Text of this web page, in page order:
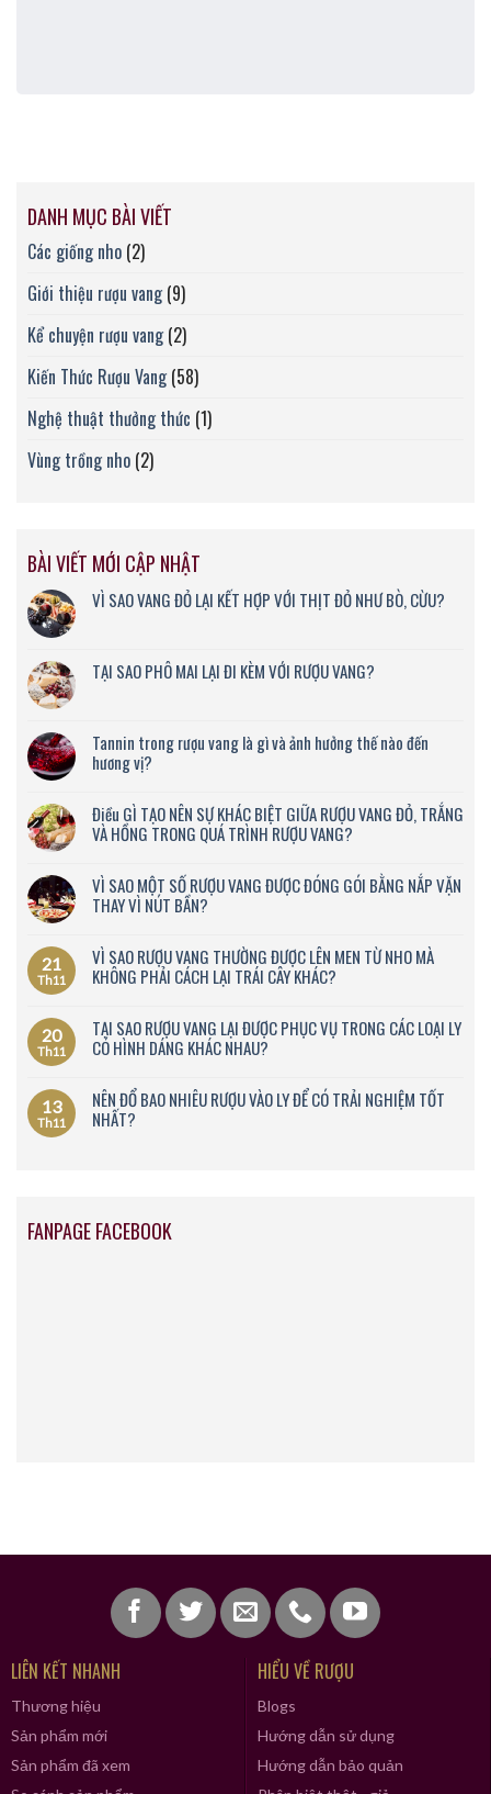
DANH MỤC BÀI VIẾT
Các giống nho (2)
Giới thiệu rượu vang(9)
Kể chuyện rượu vang(2)
Kiến Thức Rượu Vang(58)
Nghệ thuật thưởng thức (1)
Vùng trồng nho (2)
BÀI VIẾT MỚI CẬP NHẬT
VÌ SAO VANG ĐỎ LẠI KẾT HỢP VỚI THỊT ĐỎ NHƯ BÒ, CỪU?
TẠI SAO PHÔ MAI LẠI ĐI KÈM VỚI RƯỢU VANG?
Tannin trong rượu vang là gì và ảnh hưởng thế nào đến
hương vị?
Điều GÌ TẠO NÊN SỰ KHÁC BIỆT GIỮA RƯỢU VANG ĐỎ, TRẮNG
VÀ HỒNG TRONG QUÁ TRÌNH RƯỢU VANG?
VÌ SAO MỘT SỐ RƯỢU VANG ĐƯỢC ĐÓNG GÓI BẰNG NẮP VẶN
THAY VÌ NÚT BẦN?
21
Th11
VÌ SAO RƯỢU VANG THƯỜNG ĐƯỢC LÊN MEN TỪ NHO MÀ
KHÔNG PHẢI CÁCH LẠI TRÁI CÂY KHÁC?
20
Th11
TẠI SAO RƯỢU VANG LẠI ĐƯỢC PHỤC VỤ TRONG CÁC LOẠI LY
CÓ HÌNH DÁNG KHÁC NHAU?
13
Th11
NÊN ĐỔ BAO NHIÊU RƯỢU VÀO LY ĐỂ CÓ TRẢI NGHIỆM TỐT
NHẤT?
FANPAGE FACEBOOK
LIÊN KẾT NHANH
Thương hiệu
Sản phẩm mới
Sản phẩm đã xem
HIỂU VỀ RƯỢU
Blogs
Hướng dẫn sử dụng
Hướng dẫn bảo quản